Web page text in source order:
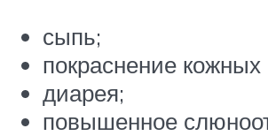
сыпь;
покраснение кожных
диарея;
повышенное